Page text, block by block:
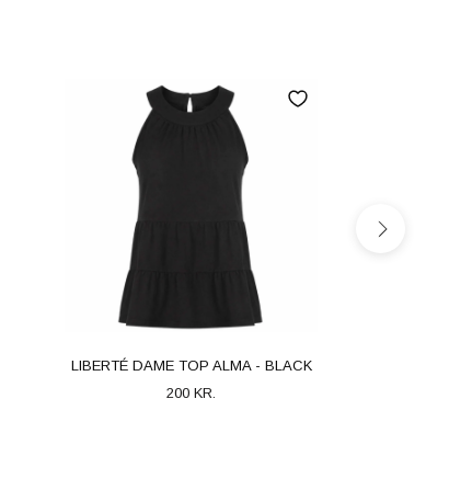
LIBERTÉ DAME TOP ALMA - BLACK
200 KR.